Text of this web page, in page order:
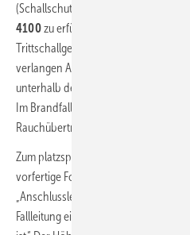
(Schallschutz im Hochbau) oder die
4100zu erfüllen. Dabei muss
Trittschallgeräuschen differenziert
verlangen Abläufe, die senkrecht
unterhalb der Decke siphoniert
Im Brandfall gilt es hier auch, eine
Rauchübertragung in das
Zum platzsparenden Anschluss an
vorfertige Formteile erhältlich. Laut
„Anschlussleitungen, beispielsweise
Fallleitung einzuführen, dass das